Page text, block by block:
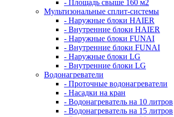
- Площадь свыше 160 м2
Мультизональные сплит-системы
- Наружные блоки HAIER
- Внутренние блоки HAIER
- Hаружные блоки FUNAI
- Внутренние блоки FUNAI
- Наружные блоки LG
- Внутренние блоки LG
Водонагреватели
- Проточные водонагреватели
- Наcадки на кран
- Водонагреватель на 10 литров
- Водонагреватель на 15 литров